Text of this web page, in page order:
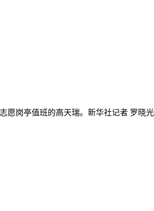
岗亭值班的高天瑞。新华社记者 罗晓